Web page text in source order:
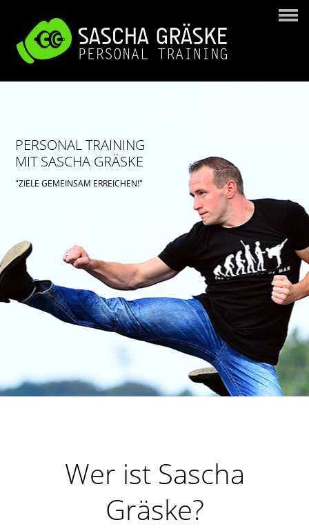
PERSONAL TRAINING
MIT SASCHA GRÄSKE
"ZIELE GEMEINSAM ERREICHEN!"
Wer ist Sascha
Gräske?